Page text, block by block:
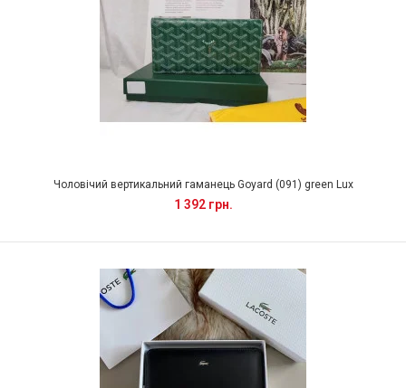
Чоловічий вертикальний гаманець Goyard (091) green Lux
1 392 грн.